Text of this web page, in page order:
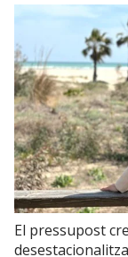
El pressupost